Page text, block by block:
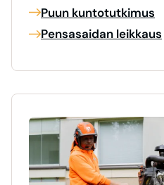
Puun kuntotutkimus
Pensasaidan leikkaus